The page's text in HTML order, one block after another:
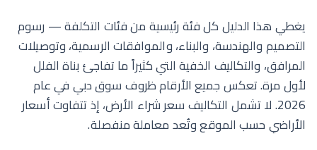
يغطي هذا الدليل كل فئة رئيسية من فئات التكلفة — رسوم
التصميم والهندسة، والبناء، والموافقات الرسمية، وتوصيلات
المرافق، والتكاليف الخفية التي كثيراً ما تفاجئ بناة الفلل
لأول مرة. تعكس جميع الأرقام ظروف سوق دبي في عام
2026. لا تشمل التكاليف سعر شراء الأرض، إذ تتفاوت أسعار
الأراضي حسب الموقع وتُعد معاملة منفصلة.